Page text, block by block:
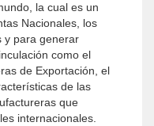
la cual es un
Nacionales, los
y para generar
como el
de Exportación, el
de las
que
internacionales.